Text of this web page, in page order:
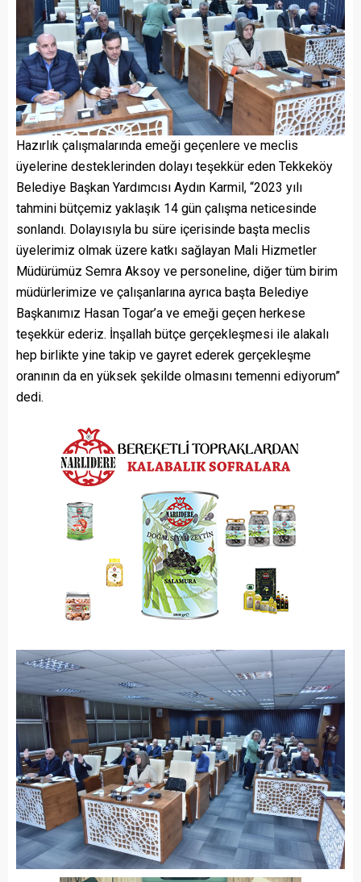
Hazırlık çalışmalarında emeği geçenlere ve meclis
üyelerine desteklerinden dolayı teşekkür eden Tekkeköy
Belediye Başkan Yardımcısı Aydın Karmil, “2023 yılı
tahmini bütçemiz yaklaşık 14 gün çalışma neticesinde
sonlandı. Dolayısıyla bu süre içerisinde başta meclis
üyelerimiz olmak üzere katkı sağlayan Mali Hizmetler
Müdürümüz Semra Aksoy ve personeline, diğer tüm birim
müdürlerimize ve çalışanlarına ayrıca başta Belediye
Başkanımız Hasan Togar’a ve emeği geçen herkese
teşekkür ederiz. İnşallah bütçe gerçekleşmesi ile alakalı
hep birlikte yine takip ve gayret ederek gerçekleşme
oranının da en yüksek şekilde olmasını temenni ediyorum”
dedi.